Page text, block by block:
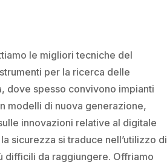
le migliori tecniche del
per la ricerca delle
dove spesso convivono impianti
modelli di nuova generazione,
innovazioni relative al digitale
sicurezza si traduce nell’utilizzo di
difficili da raggiungere. Offriamo